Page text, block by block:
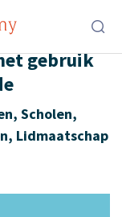
van
gebruik
, Scholen,
, Lidmaatschap